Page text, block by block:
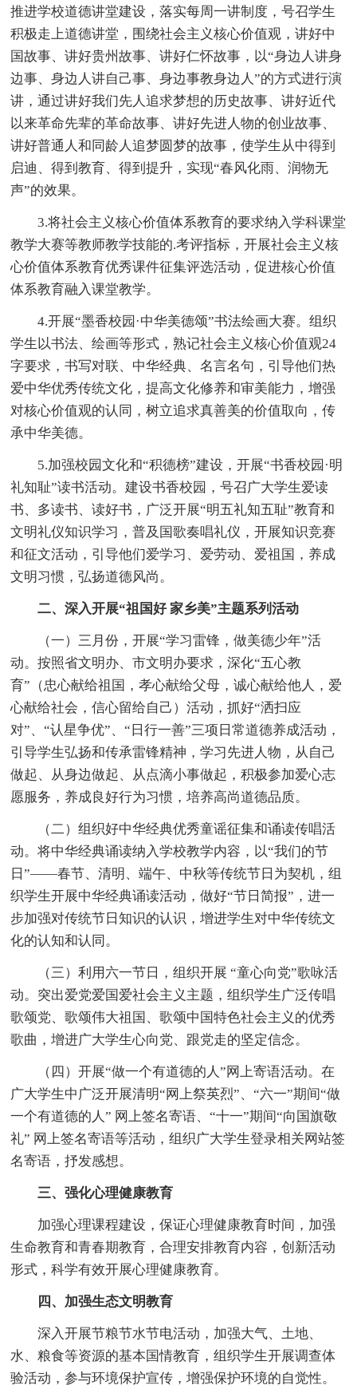
推进学校道德讲堂建设，落实每周一讲制度，号召学生
积极走上道德讲堂，围绕社会主义核心价值观，讲好中
国故事、讲好贵州故事、讲好仁怀故事，以“身边人讲身
边事、身边人讲自己事、身边事教身边人”的方式进行演
讲，通过讲好我们先人追求梦想的历史故事、讲好近代
以来革命先辈的革命故事、讲好先进人物的创业故事、
讲好普通人和同龄人追梦圆梦的故事，使学生从中得到
启迪、得到教育、得到提升，实现“春风化雨、润物无
声”的效果。
3.将社会主义核心价值体系教育的要求纳入学科课堂
教学大赛等教师教学技能的.考评指标，开展社会主义核
心价值体系教育优秀课件征集评选活动，促进核心价值
体系教育融入课堂教学。
4.开展“墨香校园·中华美德颂”书法绘画大赛。组织
学生以书法、绘画等形式，熟记社会主义核心价值观24
字要求，书写对联、中华经典、名言名句，引导他们热
爱中华优秀传统文化，提高文化修养和审美能力，增强
对核心价值观的认同，树立追求真善美的价值取向，传
承中华美德。
5.加强校园文化和“积德榜”建设，开展“书香校园·明
礼知耻”读书活动。建设书香校园，号召广大学生爱读
书、多读书、读好书，广泛开展“明五礼知五耻”教育和
文明礼仪知识学习，普及国歌奏唱礼仪，开展知识竞赛
和征文活动，引导他们爱学习、爱劳动、爱祖国，养成
文明习惯，弘扬道德风尚。
二、深入开展“祖国好 家乡美”主题系列活动
（一）三月份，开展“学习雷锋，做美德少年”活
动。按照省文明办、市文明办要求，深化“五心教
育”（忠心献给祖国，孝心献给父母，诚心献给他人，爱
心献给社会，信心留给自己）活动，抓好“洒扫应
对”、“认星争优”、“日行一善”三项日常道德养成活动，
引导学生弘扬和传承雷锋精神，学习先进人物，从自己
做起、从身边做起、从点滴小事做起，积极参加爱心志
愿服务，养成良好行为习惯，培养高尚道德品质。
（二）组织好中华经典优秀童谣征集和诵读传唱活
动。将中华经典诵读纳入学校教学内容，以“我们的节
日”——春节、清明、端午、中秋等传统节日为契机，组
织学生开展中华经典诵读活动，做好“节日简报”，进一
步加强对传统节日知识的认识，增进学生对中华传统文
化的认知和认同。
（三）利用六一节日，组织开展 “童心向党”歌咏活
动。突出爱党爱国爱社会主义主题，组织学生广泛传唱
歌颂党、歌颂伟大祖国、歌颂中国特色社会主义的优秀
歌曲，增进广大学生心向党、跟党走的坚定信念。
（四）开展“做一个有道德的人”网上寄语活动。在
广大学生中广泛开展清明“网上祭英烈”、“六一”期间“做
一个有道德的人” 网上签名寄语、“十一”期间“向国旗敬
礼” 网上签名寄语等活动，组织广大学生登录相关网站签
名寄语，抒发感想。
三、强化心理健康教育
加强心理课程建设，保证心理健康教育时间，加强
生命教育和青春期教育，合理安排教育内容，创新活动
形式，科学有效开展心理健康教育。
四、加强生态文明教育
深入开展节粮节水节电活动，加强大气、土地、
水、粮食等资源的基本国情教育，组织学生开展调查体
验活动，参与环境保护宣传，增强保护环境的自觉性。